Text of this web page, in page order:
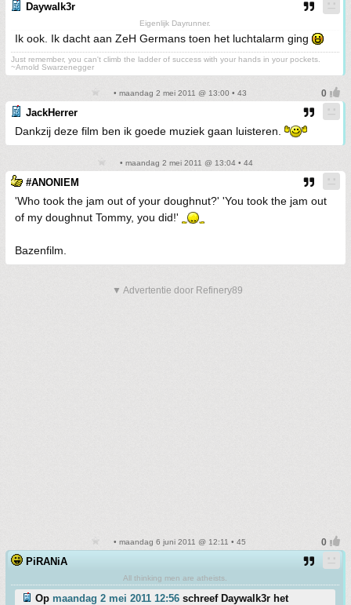
Daywalk3r
Eigenlijk Dayrunner.
Ik ook. Ik dacht aan ZeH Germans toen het luchtalarm ging
Just remember, you can't climb the ladder of success with your hands in your pockets.
~Arnold Swarzenegger
• maandag 2 mei 2011 @ 13:00 • 43
JackHerrer
Dankzij deze film ben ik goede muziek gaan luisteren.
• maandag 2 mei 2011 @ 13:04 • 44
#ANONIEM
'Who took the jam out of your doughnut?' 'You took the jam out
of my doughnut Tommy, you did!'
Bazenfilm.
▼ Advertentie door Refinery89
• maandag 6 juni 2011 @ 12:11 • 45
PiRANiA
All thinking men are atheists.
Op maandag 2 mei 2011 12:56 schreef Daywalk3r het